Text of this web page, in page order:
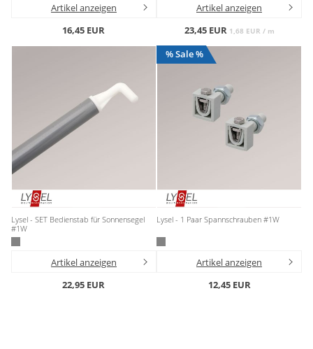
Artikel anzeigen
16,45 EUR
Artikel anzeigen
23,45 EUR 1,68 EUR / m
Lysel - SET Bedienstab für Sonnensegel
#1W
Artikel anzeigen
22,95 EUR
% Sale %
Lysel - 1 Paar Spannschrauben #1W
Artikel anzeigen
12,45 EUR